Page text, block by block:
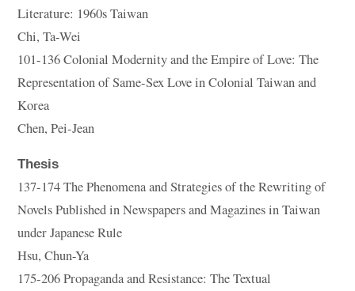
Literature: 1960s Taiwan
Chi, Ta-Wei
101-136 Colonial Modernity and the Empire of Love: The
Representation of Same-Sex Love in Colonial Taiwan and
Korea
Chen, Pei-Jean
Thesis
137-174 The Phenomena and Strategies of the Rewriting of
Novels Published in Newspapers and Magazines in Taiwan
under Japanese Rule
Hsu, Chun-Ya
175-206 Propaganda and Resistance: The Textual